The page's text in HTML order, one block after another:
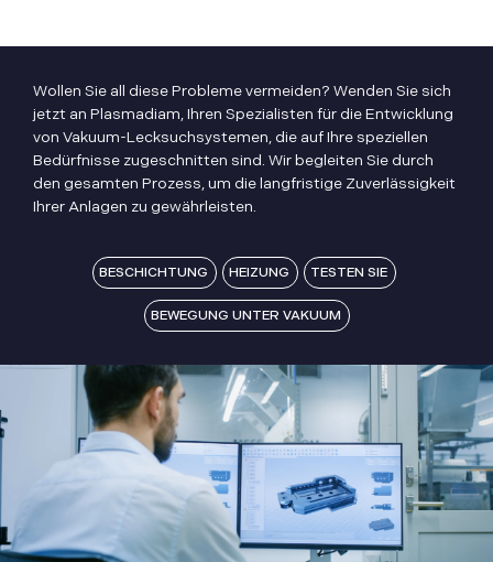
Wollen Sie all diese Probleme vermeiden? Wenden Sie sich
jetzt an Plasmadiam, Ihren Spezialisten für die Entwicklung
von Vakuum-Lecksuchsystemen, die auf Ihre speziellen
Bedürfnisse zugeschnitten sind. Wir begleiten Sie durch
den gesamten Prozess, um die langfristige Zuverlässigkeit
Ihrer Anlagen zu gewährleisten.
BESCHICHTUNG HEIZUNG TESTEN SIE
BEWEGUNG UNTER VAKUUM